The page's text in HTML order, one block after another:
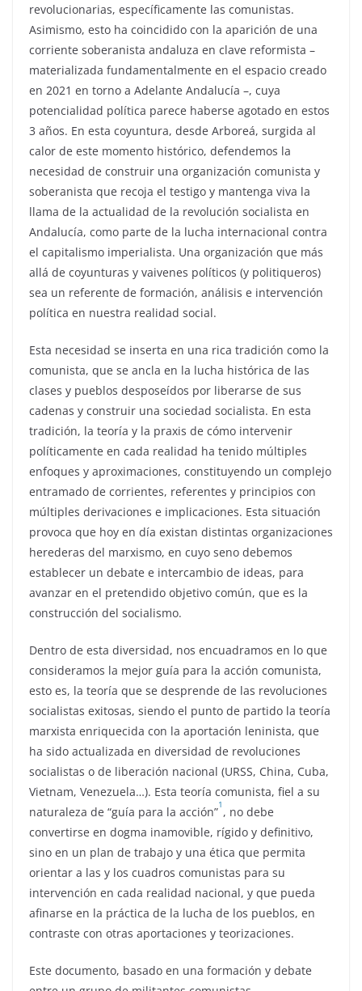
revolucionarias, específicamente las comunistas.
Asimismo, esto ha coincidido con la aparición de una
corriente soberanista andaluza en clave reformista –
materializada fundamentalmente en el espacio creado
en 2021 en torno a Adelante Andalucía –, cuya
potencialidad política parece haberse agotado en estos
3 años. En esta coyuntura, desde Arboreá, surgida al
calor de este momento histórico, defendemos la
necesidad de construir una organización comunista y
soberanista que recoja el testigo y mantenga viva la
llama de la actualidad de la revolución socialista en
Andalucía, como parte de la lucha internacional contra
el capitalismo imperialista. Una organización que más
allá de coyunturas y vaivenes políticos (y politiqueros)
sea un referente de formación, análisis e intervención
política en nuestra realidad social.
Esta necesidad se inserta en una rica tradición como la
comunista, que se ancla en la lucha histórica de las
clases y pueblos desposeídos por liberarse de sus
cadenas y construir una sociedad socialista. En esta
tradición, la teoría y la praxis de cómo intervenir
políticamente en cada realidad ha tenido múltiples
enfoques y aproximaciones, constituyendo un complejo
entramado de corrientes, referentes y principios con
múltiples derivaciones e implicaciones. Esta situación
provoca que hoy en día existan distintas organizaciones
herederas del marxismo, en cuyo seno debemos
establecer un debate e intercambio de ideas, para
avanzar en el pretendido objetivo común, que es la
construcción del socialismo.
Dentro de esta diversidad, nos encuadramos en lo que
consideramos la mejor guía para la acción comunista,
esto es, la teoría que se desprende de las revoluciones
socialistas exitosas, siendo el punto de partido la teoría
marxista enriquecida con la aportación leninista, que
ha sido actualizada en diversidad de revoluciones
socialistas o de liberación nacional (URSS, China, Cuba,
Vietnam, Venezuela…). Esta teoría comunista, fiel a su
naturaleza de “guía para la acción”1 , no debe
convertirse en dogma inamovible, rígido y definitivo,
sino en un plan de trabajo y una ética que permita
orientar a las y los cuadros comunistas para su
intervención en cada realidad nacional, y que pueda
afinarse en la práctica de la lucha de los pueblos, en
contraste con otras aportaciones y teorizaciones.
Este documento, basado en una formación y debate